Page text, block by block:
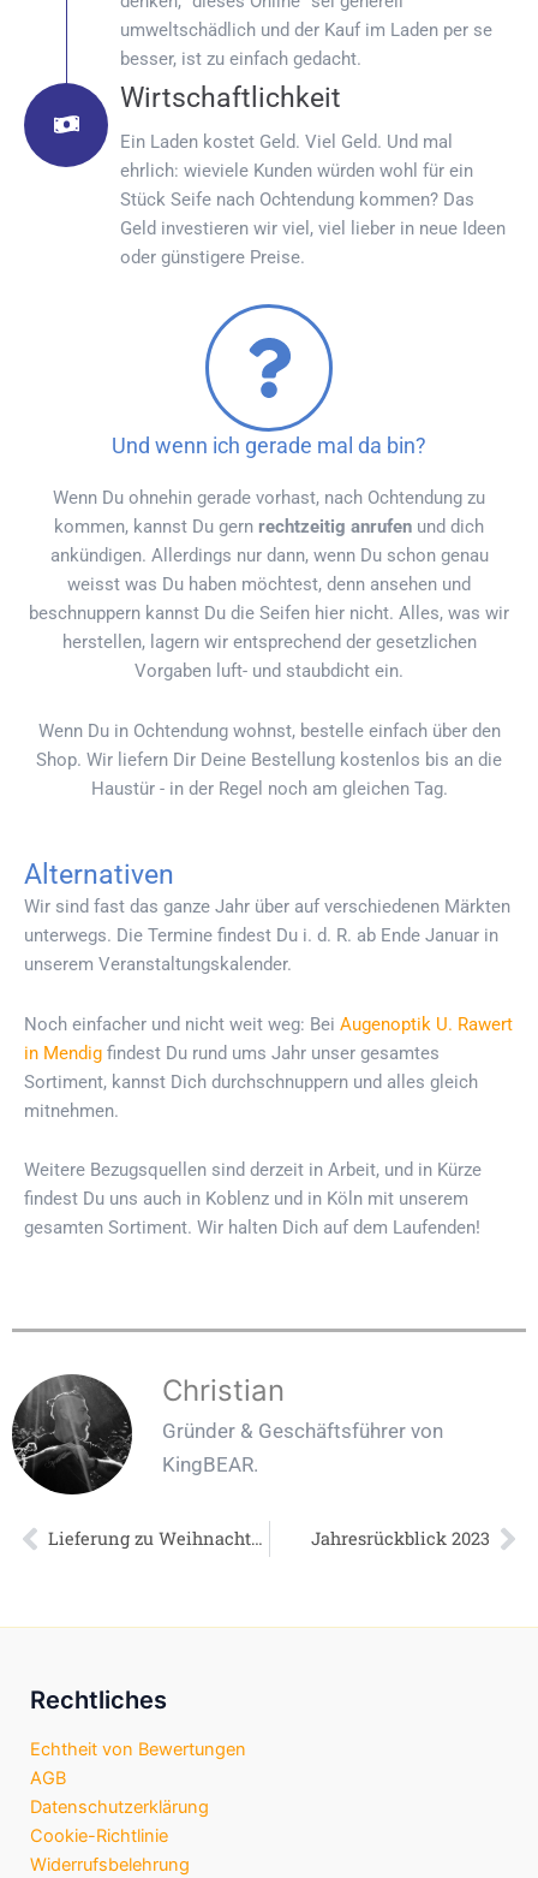
umweltschädlich und der Kauf im Laden per se
besser, ist zu einfach gedacht.
Wirtschaftlichkeit
Ein Laden kostet Geld. Viel Geld. Und mal
ehrlich: wieviele Kunden würden wohl für ein
Stück Seife nach Ochtendung kommen? Das
Geld investieren wir viel, viel lieber in neue Ideen
oder günstigere Preise.
Und wenn ich gerade mal da bin?
Wenn Du ohnehin gerade vorhast, nach Ochtendung zu
kommen, kannst Du gern rechtzeitig anrufen und dich
ankündigen. Allerdings nur dann, wenn Du schon genau
weisst was Du haben möchtest, denn ansehen und
beschnuppern kannst Du die Seifen hier nicht. Alles, was wir
herstellen, lagern wir entsprechend der gesetzlichen
Vorgaben luft- und staubdicht ein.
Wenn Du in Ochtendung wohnst, bestelle einfach über den
Shop. Wir liefern Dir Deine Bestellung kostenlos bis an die
Haustür - in der Regel noch am gleichen Tag.
Alternativen
Wir sind fast das ganze Jahr über auf verschiedenen Märkten
unterwegs. Die Termine findest Du i. d. R. ab Ende Januar in
unserem Veranstaltungskalender.
Noch einfacher und nicht weit weg: Bei Augenoptik U. Rawert
in Mendig findest Du rund ums Jahr unser gesamtes
Sortiment, kannst Dich durchschnuppern und alles gleich
mitnehmen.
Weitere Bezugsquellen sind derzeit in Arbeit, und in Kürze
findest Du uns auch in Koblenz und in Köln mit unserem
gesamten Sortiment. Wir halten Dich auf dem Laufenden!
Christian
Gründer & Geschäftsführer von
KingBEAR.
Zurück Lieferung zu Weihnachten Jahresrückblick 2023
Rechtliches
Echtheit von Bewertungen
AGB
Datenschutzerklärung
Cookie-Richtlinie
Widerrufsbelehrung